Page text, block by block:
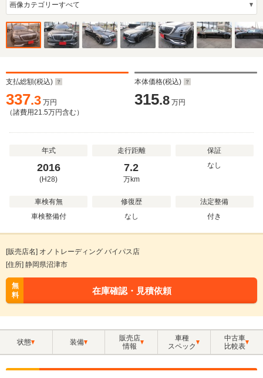
支払総額(税込)
337.3 万円
（諸費用21.5万円含む）
本体価格(税込)
315.8 万円
年式
2016
(H28)
走行距離
7.2
万km
保証
なし
車検有無
車検整備付
修復歴
なし
法定整備
付き
[販売店名] オノトレーディング バイパス店
[住所] 静岡県沼津市
無
料
在庫確認・見積依頼
状態 装備
販売店
情報
車種
スペック
中古車
比較表